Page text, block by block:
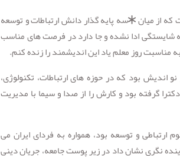
از میان *سه پایه گذار دانش ارتباطات و توسعه
شایستگی ادا نشده و جا دارد در فرصت های مناسب
مناسبت روز معلم یاد این اندیشمند را زنده کنم.
اندیش بود که در حوزه های ارتباطات، تکنولوژی،
گرفته بود و کارش را از صدا و سیما با مدیریت
ارتباطی و توسعه بود، همواره به فردای ایران می
نگری نشان داد در زیر پوست جامعه، جریان دینی